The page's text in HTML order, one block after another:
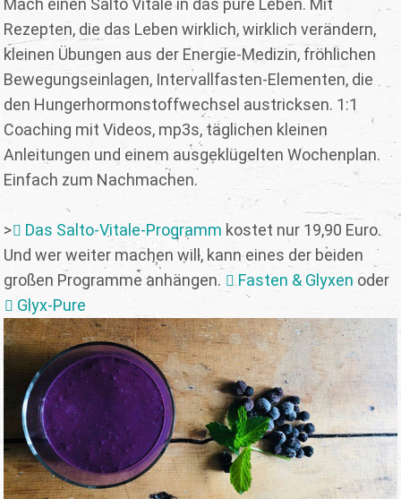
Mach einen Salto Vitale in das pure Leben. Mit
Rezepten, die das Leben wirklich, wirklich verändern,
kleinen Übungen aus der Energie-Medizin, fröhlichen
Bewegungseinlagen, Intervallfasten-Elementen, die
den Hungerhormonstoffwechsel austricksen. 1:1
Coaching mit Videos, mp3s, täglichen kleinen
Anleitungen und einem ausgeklügelten Wochenplan.
Einfach zum Nachmachen.
> Das Salto-Vitale-Programm kostet nur 19,90 Euro.
Und wer weiter machen will, kann eines der beiden
großen Programme anhängen.
Fasten & Glyxen oder
Glyx-Pure